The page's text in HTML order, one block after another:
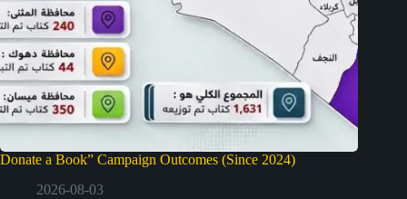
Donate a Book” Campaign Outcomes (Since 2024)
2026-08-03